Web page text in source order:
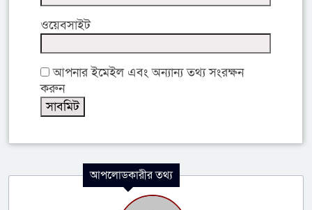
ওয়েবসাইট
আপনার ইমেইল এবং অন্যান্য তথ্য সংরক্ষন
করুন
আপলোডকারীর তথ্য